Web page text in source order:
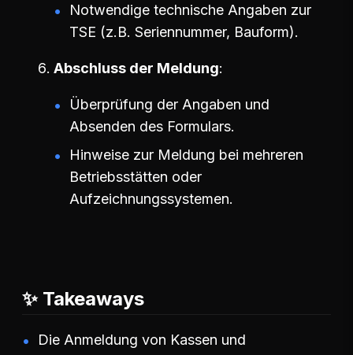
Notwendige technische Angaben zur
TSE (z.B. Seriennummer, Bauform).
Abschluss der Meldung
Überprüfung der Angaben und
Absenden des Formulars.
Hinweise zur Meldung bei mehreren
Betriebsstätten oder
Aufzeichnungssystemen.
✨ Takeaways
Die Anmeldung von Kassen und